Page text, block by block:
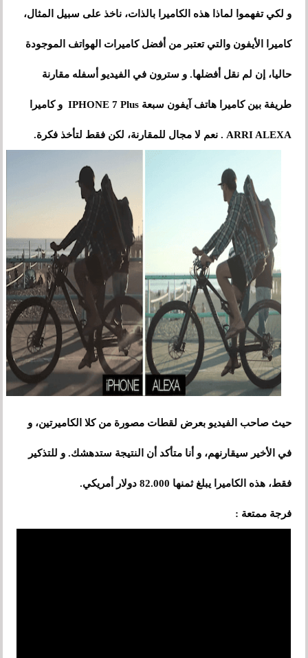
و لكي تفهموا لماذا هذه الكاميرا بالذات، ناخذ على سبيل المثال،
كاميرا الأيفون والتي تعتبر من أفضل كاميرات الهواتف الموجودة
حاليا، إن لم نقل أفضلها. و سترون في الفيديو أسفله مقارنة
طريفة بين كاميرا هاتف آيفون سبعة IPHONE 7 Plus و كاميرا
ARRI ALEXA . نعم لا مجال للمقارنة، لكن فقط لتأخذ فكرة.
حيث صاحب الفيديو بعرض لقطات مصورة من كلا الكاميرتين، و
في الأخير سيقارنهم، و أنا متأكد أن النتيجة ستدهشك. و للتذكير
فقط، هذه الكاميرا يبلغ ثمنها 82.000 دولار أمريكي.
فرجة ممتعة :